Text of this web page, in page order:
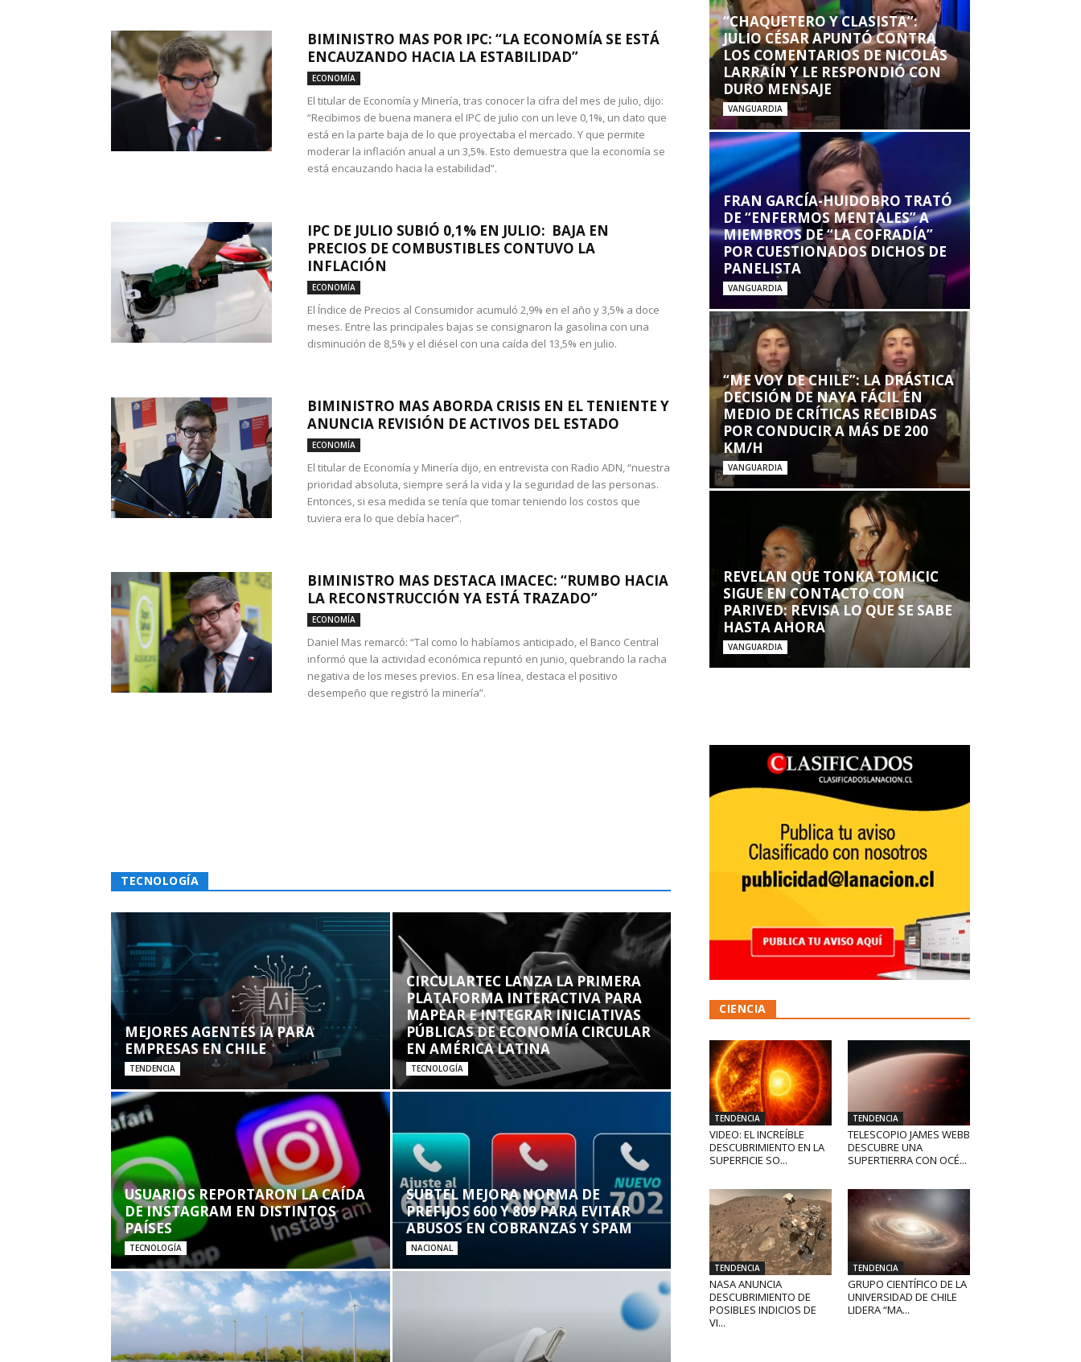
BIMINISTRO MAS POR IPC: “LA ECONOMÍA SE ESTÁ
ENCAUZANDO HACIA LA ESTABILIDAD”
ECONOMÍA
El titular de Economía y Minería, tras conocer la cifra del mes de julio, dijo:
“Recibimos de buena manera el IPC de julio con un leve 0,1%, un dato que
está en la parte baja de lo que proyectaba el mercado. Y que permite
moderar la inflación anual a un 3,5%. Esto demuestra que la economía se
está encauzando hacia la estabilidad”.
IPC DE JULIO SUBIÓ 0,1% EN JULIO: BAJA EN
PRECIOS DE COMBUSTIBLES CONTUVO LA
INFLACIÓN
ECONOMÍA
El Índice de Precios al Consumidor acumuló 2,9% en el año y 3,5% a doce
meses. Entre las principales bajas se consignaron la gasolina con una
disminución de 8,5% y el diésel con una caída del 13,5% en julio.
BIMINISTRO MAS ABORDA CRISIS EN EL TENIENTE Y
ANUNCIA REVISIÓN DE ACTIVOS DEL ESTADO
ECONOMÍA
El titular de Economía y Minería dijo, en entrevista con Radio ADN, “nuestra
prioridad absoluta, siempre será la vida y la seguridad de las personas.
Entonces, si esa medida se tenía que tomar teniendo los costos que
tuviera era lo que debía hacer”.
BIMINISTRO MAS DESTACA IMACEC: “RUMBO HACIA
LA RECONSTRUCCIÓN YA ESTÁ TRAZADO”
ECONOMÍA
Daniel Mas remarcó: “Tal como lo habíamos anticipado, el Banco Central
informó que la actividad económica repuntó en junio, quebrando la racha
negativa de los meses previos. En esa línea, destaca el positivo
desempeño que registró la minería”.
TECNOLOGÍA
MEJORES AGENTES IA PARA
EMPRESAS EN CHILE
TENDENCIA
CIRCULARTEC LANZA LA PRIMERA
PLATAFORMA INTERACTIVA PARA
MAPEAR E INTEGRAR INICIATIVAS
PÚBLICAS DE ECONOMÍA CIRCULAR
EN AMÉRICA LATINA
TECNOLOGÍA
USUARIOS REPORTARON LA CAÍDA
DE INSTAGRAM EN DISTINTOS
PAÍSES
TECNOLOGÍA
SUBTEL MEJORA NORMA DE
PREFIJOS 600 Y 809 PARA EVITAR
ABUSOS EN COBRANZAS Y SPAM
NACIONAL
“CHAQUETERO Y CLASISTA”:
JULIO CÉSAR APUNTÓ CONTRA
LOS COMENTARIOS DE NICOLÁS
LARRAÍN Y LE RESPONDIÓ CON
DURO MENSAJE
VANGUARDIA
FRAN GARCÍA-HUIDOBRO TRATÓ
DE “ENFERMOS MENTALES” A
MIEMBROS DE “LA COFRADÍA”
POR CUESTIONADOS DICHOS DE
PANELISTA
VANGUARDIA
“ME VOY DE CHILE”: LA DRÁSTICA
DECISIÓN DE NAYA FÁCIL EN
MEDIO DE CRÍTICAS RECIBIDAS
POR CONDUCIR A MÁS DE 200
KM/H
VANGUARDIA
REVELAN QUE TONKA TOMICIC
SIGUE EN CONTACTO CON
PARIVED: REVISA LO QUE SE SABE
HASTA AHORA
VANGUARDIA
CIENCIA
TENDENCIA
VIDEO: EL INCREÍBLE
DESCUBRIMIENTO EN LA
SUPERFICIE SO...
TENDENCIA
TELESCOPIO JAMES WEBB
DESCUBRE UNA
SUPERTIERRA CON OCÉ...
TENDENCIA
NASA ANUNCIA
DESCUBRIMIENTO DE
POSIBLES INDICIOS DE
VI...
TENDENCIA
GRUPO CIENTÍFICO DE LA
UNIVERSIDAD DE CHILE
LIDERA “MA...